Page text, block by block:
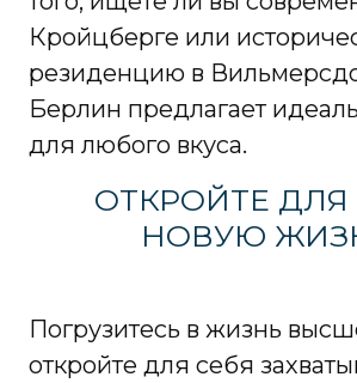
Кройцберге или
резиденцию в
Берлин предлагает
для любого вкуса.
ОТКРОЙТЕ ДЛЯ
НОВУЮ
Погрузитесь в жизнь
откройте для себя